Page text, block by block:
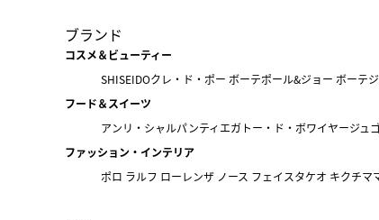
ブランド
コスメ＆ビューティー
SHISEIDOクレ・ド・ポー ボーテポール&ジョー ボーテ
フード＆スイーツ
アンリ・シャルパンティエガトー・ド・ボワイヤージュ
ファッション・インテリア
ポロ ラルフ ローレンザ ノース フェイスタケオ キクチマ